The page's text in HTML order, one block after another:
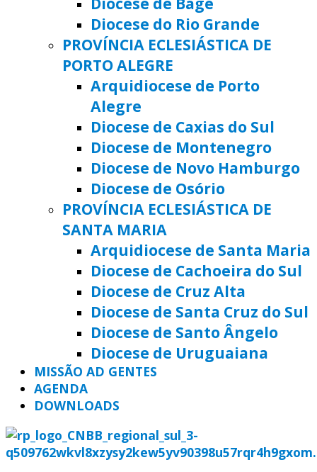
Diocese do Rio Grande
PROVÍNCIA ECLESIÁSTICA DE
PORTO ALEGRE
Arquidiocese de Porto
Alegre
Diocese de Caxias do Sul
Diocese de Montenegro
Diocese de Novo Hamburgo
Diocese de Osório
PROVÍNCIA ECLESIÁSTICA DE
SANTA MARIA
Arquidiocese de Santa Maria
Diocese de Cachoeira do Sul
Diocese de Cruz Alta
Diocese de Santa Cruz do Sul
Diocese de Santo Ângelo
Diocese de Uruguaiana
MISSÃO AD GENTES
AGENDA
DOWNLOADS